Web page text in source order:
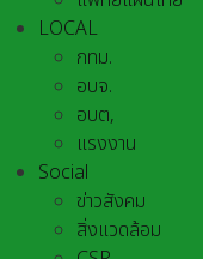
LOCAL
กทม.
อบจ.
อบต,
แรงงาน
Social
ข่าวสังคม
สิ่งแวดล้อม